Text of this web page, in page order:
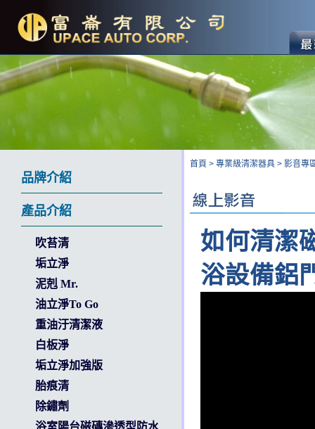
品牌介紹
產品介紹
吹苔清
垢立淨
泥剋 Mr.
油立淨To Go
重油汙清潔液
白板淨
垢立淨加強版
胎痕清
除鏽劑
浴室陽台磁磚滲透型防水
首頁 > 專業級清潔器具 > 影音專
如何清潔
浴設備鋁